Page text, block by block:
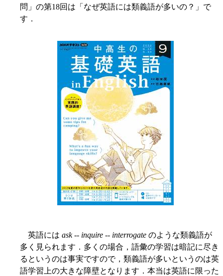
問」の第18回は「なぜ英語には類義語が多いの？」で
す．
英語には ask-- inquire -- interrogate のような類義語が
多く見られます．多くの場合，語彙の学習は暗記に尽き
るというのは事実ですので，類義語が多いというのは英
語学習上の大きな障壁となります．本当は英語に限った